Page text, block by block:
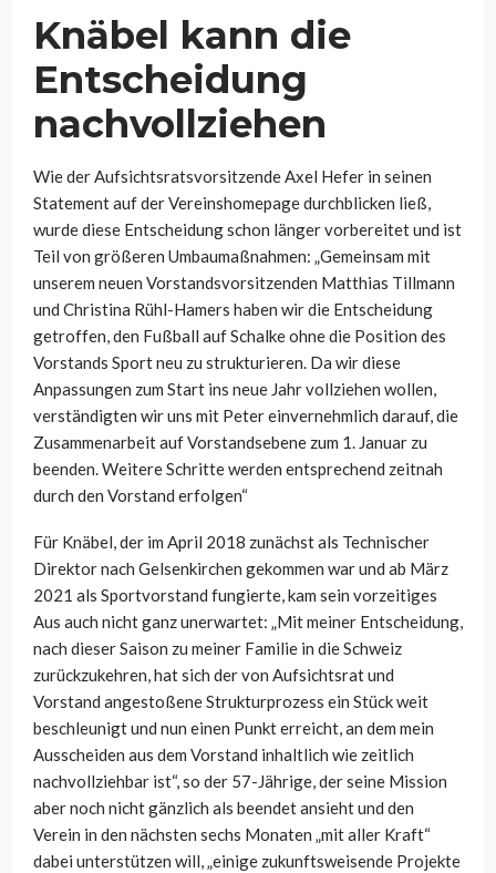
Knäbel kann die
Entscheidung
nachvollziehen
Wie der Aufsichtsratsvorsitzende Axel Hefer in seinen
Statement auf der Vereinshomepage durchblicken ließ,
wurde diese Entscheidung schon länger vorbereitet und ist
Teil von größeren Umbaumaßnahmen: „Gemeinsam mit
unserem neuen Vorstandsvorsitzenden Matthias Tillmann
und Christina Rühl-Hamers haben wir die Entscheidung
getroffen, den Fußball auf Schalke ohne die Position des
Vorstands Sport neu zu strukturieren. Da wir diese
Anpassungen zum Start ins neue Jahr vollziehen wollen,
verständigten wir uns mit Peter einvernehmlich darauf, die
Zusammenarbeit auf Vorstandsebene zum 1. Januar zu
beenden. Weitere Schritte werden entsprechend zeitnah
durch den Vorstand erfolgen“
Für Knäbel, der im April 2018 zunächst als Technischer
Direktor nach Gelsenkirchen gekommen war und ab März
2021 als Sportvorstand fungierte, kam sein vorzeitiges
Aus auch nicht ganz unerwartet: „Mit meiner Entscheidung,
nach dieser Saison zu meiner Familie in die Schweiz
zurückzukehren, hat sich der von Aufsichtsrat und
Vorstand angestoßene Strukturprozess ein Stück weit
beschleunigt und nun einen Punkt erreicht, an dem mein
Ausscheiden aus dem Vorstand inhaltlich wie zeitlich
nachvollziehbar ist“, so der 57-Jährige, der seine Mission
aber noch nicht gänzlich als beendet ansieht und den
Verein in den nächsten sechs Monaten „mit aller Kraft“
dabei unterstützen will, „einige zukunftsweisende Projekte